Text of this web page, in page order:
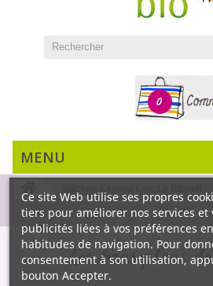
0
MENU
Les bons plans
Ce site Web utilise ses propres
tiers pour améliorer nos services et
publicités liées à vos préférences
habitudes de navigation. Pour
consentement à son utilisation,
bouton Accepter.